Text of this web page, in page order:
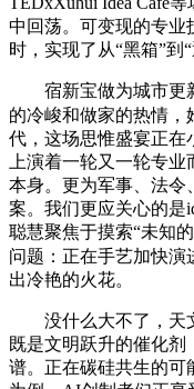
中回荡。可变现的专业
时，实现了从“黑箱”到
宿新宝做为城市更
的冷峻和做家的热情，
代，这场思惟盛宴正在
上演着一轮又一轮专
本身。更为军事、法
案。我们更应关心的是
聪慧聚焦于摸索“未知
问题：正在手艺加快演
出冷艳的火花。
没什么大不了，天
既是文明跃升的催化
谱。正在碳硅共生的可